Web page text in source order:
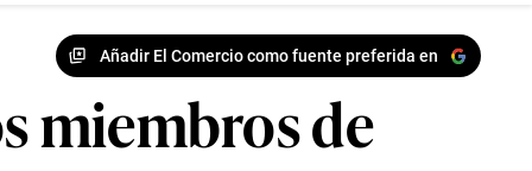
Añadir El Comercio como fuente preferida en
miembros de